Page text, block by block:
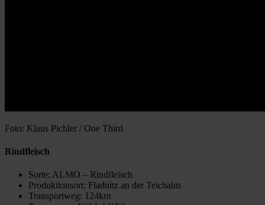
Foto: Klaus Pichler / One Third
Rindfleisch
Sorte: ALMO – Rindfleisch
Produktionsort: Fladnitz an der Teichalm
Transportweg: 124km